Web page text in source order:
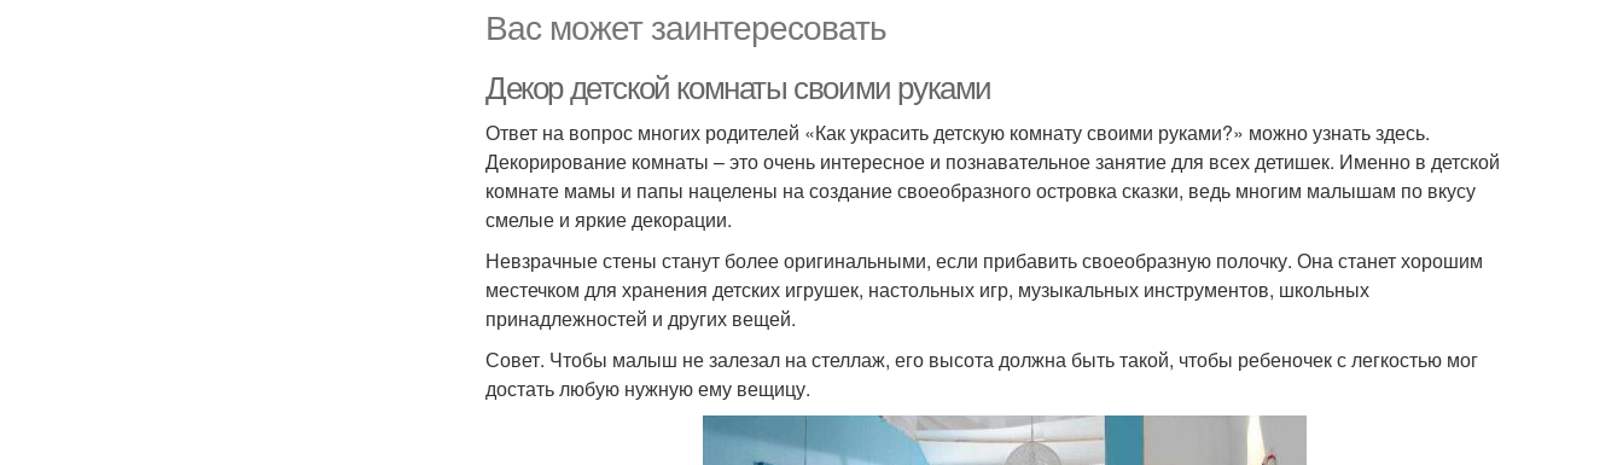
Вас может заинтересовать
Декор детской комнаты своими руками
Ответ на вопрос многих родителей «Как украсить детскую комнату своими руками?» можно узнать здесь.
Декорирование комнаты – это очень интересное и познавательное занятие для всех детишек. Именно в детской
комнате мамы и папы нацелены на создание своеобразного островка сказки, ведь многим малышам по вкусу
смелые и яркие декорации.
Невзрачные стены станут более оригинальными, если прибавить своеобразную полочку. Она станет хорошим
местечком для хранения детских игрушек, настольных игр, музыкальных инструментов, школьных
принадлежностей и других вещей.
Совет. Чтобы малыш не залезал на стеллаж, его высота должна быть такой, чтобы ребеночек с легкостью мог
достать любую нужную ему вещицу.